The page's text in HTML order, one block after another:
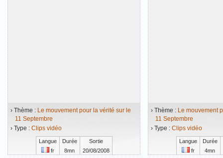
› Thème : Le mouvement pour la vérité sur le
11 Septembre
› Type : Clips vidéo
Langue Durée
Sortie
fr
8mn 20/08/2008
› Thème : Le mouvement
11 Septembre
› Type : Clips vidéo
Langue
Durée
fr
4mn